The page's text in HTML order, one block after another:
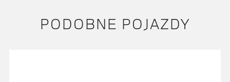
PODOBNE POJAZDY